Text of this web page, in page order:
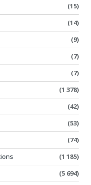
(15)
(14)
(9)
(7)
(7)
(1 378)
(42)
(53)
(74)
(1 185)
(5 694)